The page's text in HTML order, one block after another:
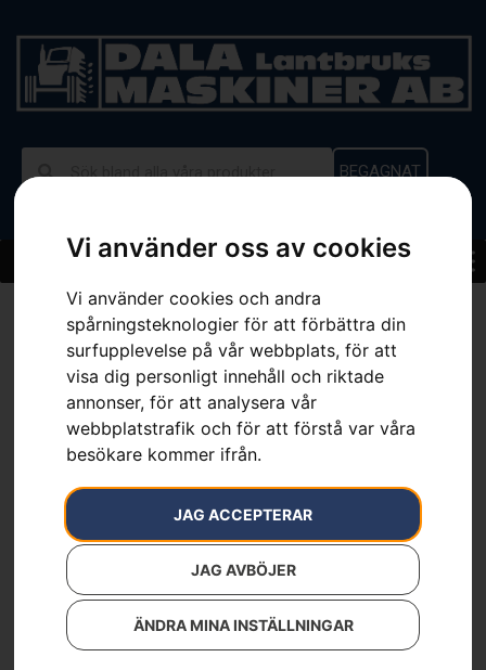
Vi använder oss av cookies
Vi använder cookies och andra
spårningsteknologier för att förbättra din
surfupplevelse på vår webbplats, för att
visa dig personligt innehåll och riktade
annonser, för att analysera vår
webbplatstrafik och för att förstå var våra
besökare kommer ifrån.
JAG ACCEPTERAR
JAG AVBÖJER
ÄNDRA MINA INSTÄLLNINGAR
BEGAGNAT
»Sortiment»Ryttarmall .404″
Ryttarmall .404″